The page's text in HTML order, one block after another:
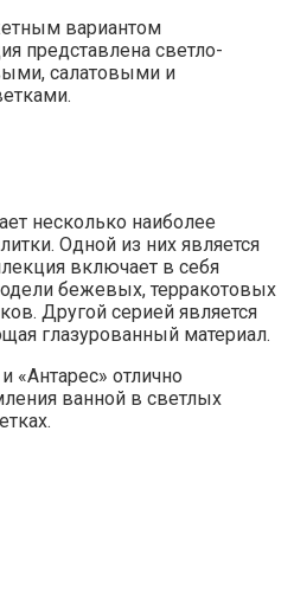
вариантом
представлена светло-
салатовыми и
несколько наиболее
Одной из них является
включает в себя
бежевых, терракотовых
Другой серией является
глазурованный материал.
отлично
ванной в светлых